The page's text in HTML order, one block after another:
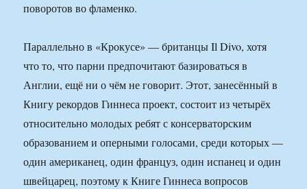
поворотов во фламенко.
Параллельно в «Крокусе» — британцы Il Divo, хотя
что то, что парни предпочитают базироваться в
Англии, ещё ни о чём не говорит. Этот, занесённый в
Книгу рекордов Гиннеса проект, состоит из четырёх
относительно молодых ребят с консерваторским
образованием и оперными голосами, среди которых —
один американец, один француз, один испанец и один
швейцарец, поэтому к Книге Гиннеса вопросов